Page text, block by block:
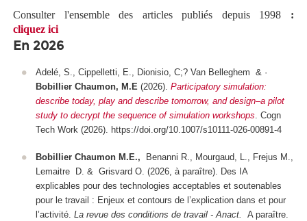
Consulter l'ensemble des articles publiés depuis 1998 :
cliquez ici
En 2026
Adelé, S., Cippelletti, E., Dionisio, C;? Van Belleghem & ·
Bobillier Chaumon, M.E (2026). Participatory simulation:
describe today, play and describe tomorrow, and design–a pilot
study to decrypt the sequence of simulation workshops Cogn
Tech Work (2026). https://doi.org/10.1007/s10111-026-00891-4
Bobillier Chaumon M.E., Benanni R., Mourgaud, L., Frejus M.,
Lemaitre D. & Grisvard O. (2026, à paraître). Des IA
explicables pour des technologies acceptables et soutenables
pour le travail : Enjeux et contours de l’explication dans et pour
l’activité. La revue des conditions de travail - Anact. A paraître.